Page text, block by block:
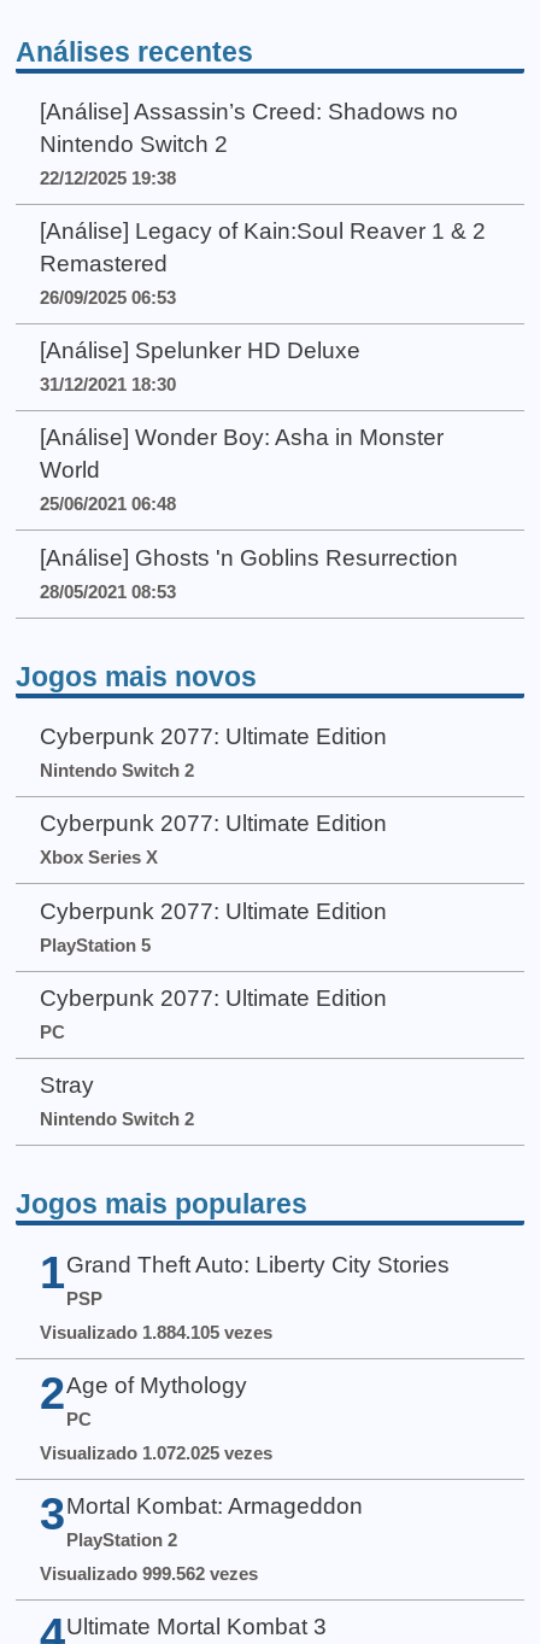
Análises recentes
[Análise] Assassin’s Creed: Shadows no
Nintendo Switch 2
22/12/2025 19:38
[Análise] Legacy of Kain:Soul Reaver 1 & 2
Remastered
26/09/2025 06:53
[Análise] Spelunker HD Deluxe
31/12/2021 18:30
[Análise] Wonder Boy: Asha in Monster
World
25/06/2021 06:48
[Análise] Ghosts 'n Goblins Resurrection
28/05/2021 08:53
Jogos mais novos
Cyberpunk 2077: Ultimate Edition
Nintendo Switch 2
Cyberpunk 2077: Ultimate Edition
Xbox Series X
Cyberpunk 2077: Ultimate Edition
PlayStation 5
Cyberpunk 2077: Ultimate Edition
PC
Stray
Nintendo Switch 2
Jogos mais populares
1 Grand Theft Auto: Liberty City Stories
PSP
Visualizado 1.884.105 vezes
2 Age of Mythology
PC
Visualizado 1.072.025 vezes
3 Mortal Kombat: Armageddon
PlayStation 2
Visualizado 999.562 vezes
Ultimate Mortal Kombat 3